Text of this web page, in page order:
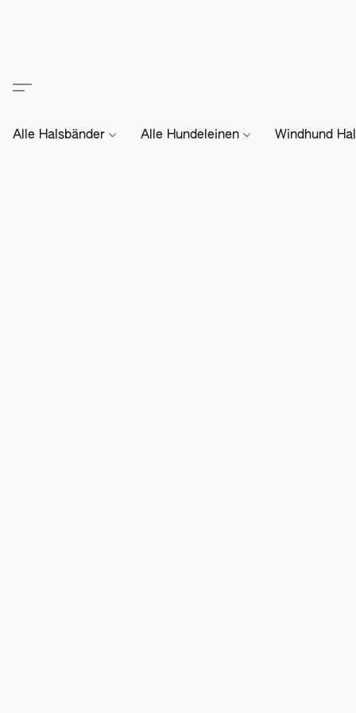
Alle Halsbänder Alle Hundeleinen Windhund